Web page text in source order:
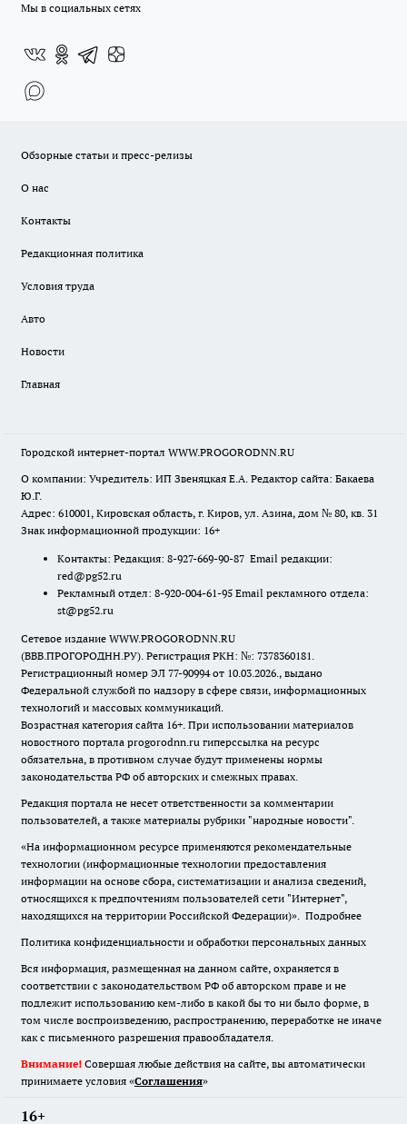
Мы в социальных сетях
Обзорные статьи и пресс-релизы
О нас
Контакты
Редакционная политика
Условия труда
Авто
Новости
Главная
Городской интернет-портал WWW.PROGORODNN.RU
О компании: Учредитель: ИП Звеняцкая Е.А. Редактор сайта: Бакаева
Ю.Г.
Адрес: 610001, Кировская область, г. Киров, ул. Азина, дом № 80, кв. 31
Знак информационной продукции: 16+
Контакты: Редакция: 8-927-669-90-87 Email редакции:
red@pg52.ru
Рекламный отдел: 8-920-004-61-95 Email рекламного отдела:
st@pg52.ru
Сетевое издание WWW.PROGORODNN.RU
(ВВВ.ПРОГОРОДНН.РУ). Регистрация РКН: №: 7378360181.
Регистрационный номер ЭЛ 77-90994 от 10.03.2026., выдано
Федеральной службой по надзору в сфере связи, информационных
технологий и массовых коммуникаций.
Возрастная категория сайта 16+. При использовании материалов
новостного портала progorodnn.ru гиперссылка на ресурс
обязательна, в противном случае будут применены нормы
законодательства РФ об авторских и смежных правах.
Редакция портала не несет ответственности за комментарии
пользователей, а также материалы рубрики "народные новости".
«На информационном ресурсе применяются рекомендательные
технологии (информационные технологии предоставления
информации на основе сбора, систематизации и анализа сведений,
относящихся к предпочтениям пользователей сети "Интернет",
находящихся на территории Российской Федерации)». Подробнее
Политика конфиденциальности и обработки персональных данных
Вся информация, размещенная на данном сайте, охраняется в
соответствии с законодательством РФ об авторском праве и не
подлежит использованию кем-либо в какой бы то ни было форме, в
том числе воспроизведению, распространению, переработке не иначе
как с письменного разрешения правообладателя.
Внимание! Совершая любые действия на сайте, вы автоматически
принимаете условия «Cоглашения»
16+